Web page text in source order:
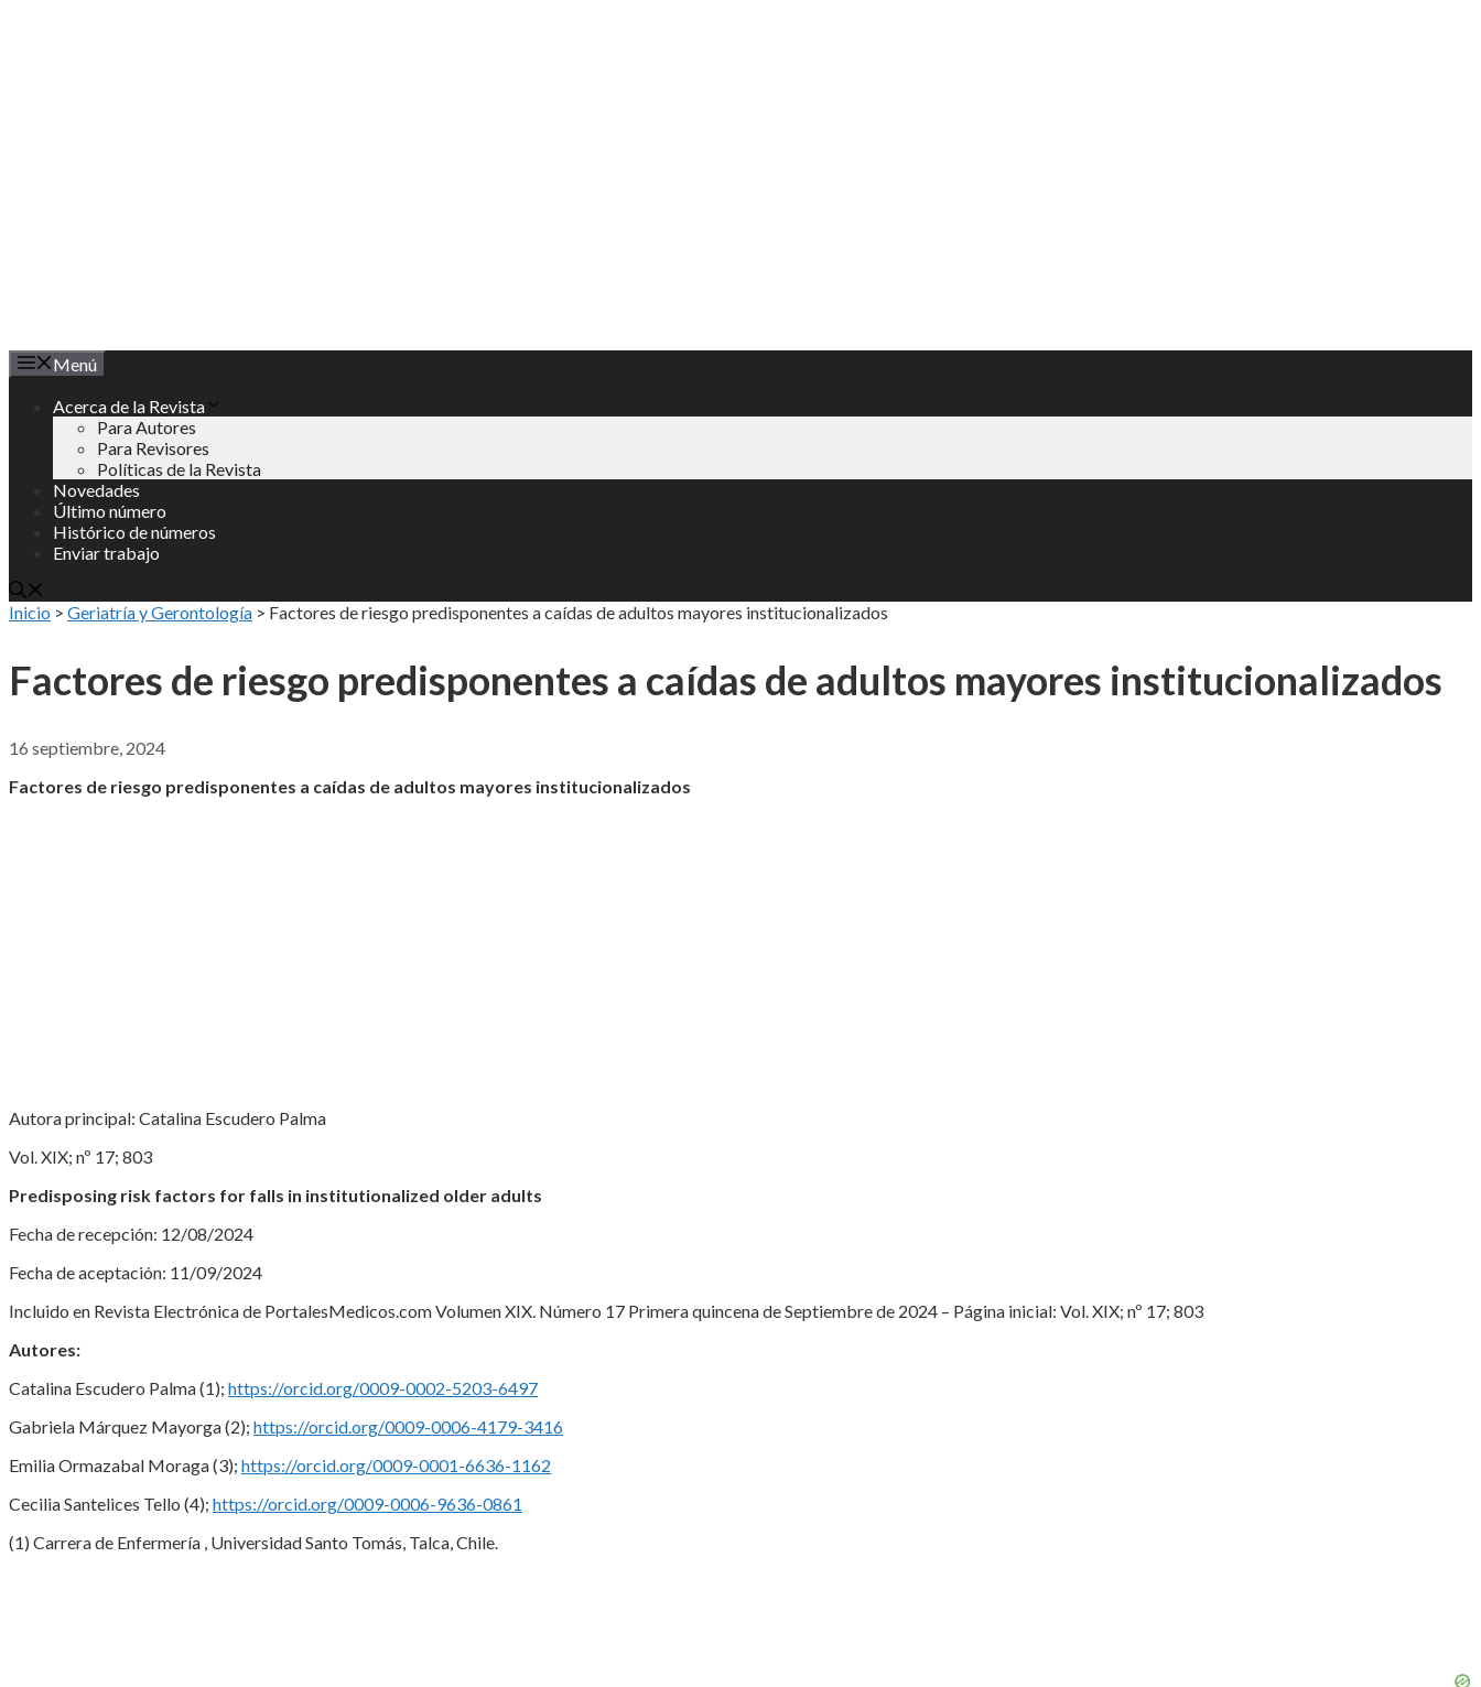
Menú
Acerca de la Revista
Para Autores
Para Revisores
Políticas de la Revista
Novedades
Último número
Histórico de números
Enviar trabajo
Inicio > Geriatría y Gerontología > Factores de riesgo predisponentes a caídas de adultos mayores institucionalizados
Factores de riesgo predisponentes a caídas de adultos mayores institucionalizados
16 septiembre, 2024
Factores de riesgo predisponentes a caídas de adultos mayores institucionalizados
Autora principal: Catalina Escudero Palma
Vol. XIX; nº 17; 803
Predisposing risk factors for falls in institutionalized older adults
Fecha de recepción: 12/08/2024
Fecha de aceptación: 11/09/2024
Incluido en Revista Electrónica de PortalesMedicos.com Volumen XIX. Número 17 Primera quincena de Septiembre de 2024 – Página inicial: Vol. XIX; nº 17; 803
Autores:
Catalina Escudero Palma (1); https://orcid.org/0009-0002-5203-6497
Gabriela Márquez Mayorga (2); https://orcid.org/0009-0006-4179-3416
Emilia Ormazabal Moraga (3); https://orcid.org/0009-0001-6636-1162
Cecilia Santelices Tello (4); https://orcid.org/0009-0006-9636-0861
(1) Carrera de Enfermería , Universidad Santo Tomás, Talca, Chile.